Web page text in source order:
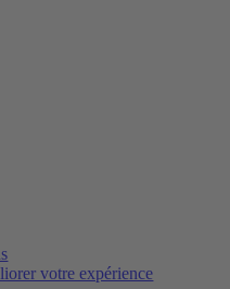
votre expérience